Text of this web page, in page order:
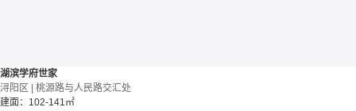
湖滨学府世家
浔阳区 | 桃源路与人民路交汇处
建面：102-141㎡